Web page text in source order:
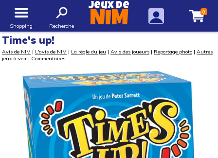
Shopping Recherche
Jeux de
NIM 0
Time's up!
Avis de NIM | L'avis de NIM | La règle du jeu | Avis des joueurs | Reportage photo | Autres
jeux à voir | Commentaires